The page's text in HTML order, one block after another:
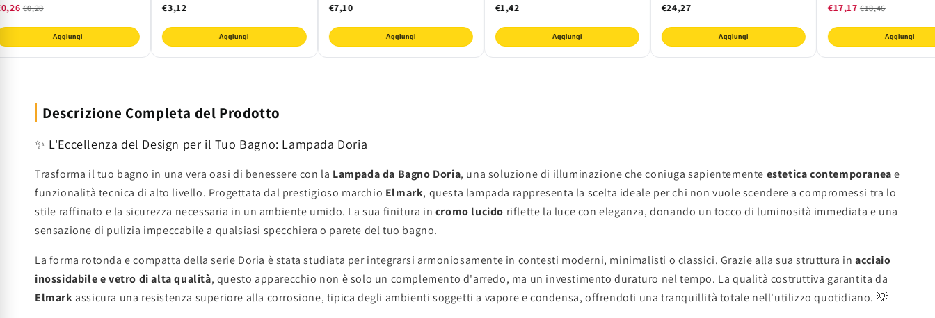
€0,28
Aggiungi
€3,12
Aggiungi
€7,10
Aggiungi
€1,42
Aggiungi
€24,27
Aggiungi
€17,17 €18,46
Aggiungi
Descrizione Completa del Prodotto
✨ L'Eccellenza del Design per il Tuo Bagno: Lampada Doria
Trasforma il tuo bagno in una vera oasi di benessere con la Lampada da Bagno Doria, una soluzione di illuminazione che coniuga sapientemente estetica contemporaneae
funzionalità tecnica di alto livello. Progettata dal prestigioso marchio Elmark, questa lampada rappresenta la scelta ideale per chi non vuole scendere a compromessi tra lo
stile raffinato e la sicurezza necessaria in un ambiente umido. La sua finitura in cromo lucido riflette la luce con eleganza, donando un tocco di luminosità immediata e una
sensazione di pulizia impeccabile a qualsiasi specchiera o parete del tuo bagno.
La forma rotonda e compatta della serie Doria è stata studiata per integrarsi armoniosamente in contesti moderni, minimalisti o classici. Grazie alla sua struttura inacciaio
inossidabile e vetro di alta qualità, questo apparecchio non è solo un complemento d'arredo, ma un investimento duraturo nel tempo. La qualità costruttiva garantita da
Elmark assicura una resistenza superiore alla corrosione, tipica degli ambienti soggetti a vapore e condensa, offrendoti una tranquillità totale nell'utilizzo quotidiano. 💡